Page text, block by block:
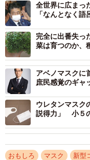
博物館入りを果たした
コメントも。一方、「
宝したことを伝えて
ました」と評価する声
布マスクが展示され
で10月22日から始ま
収集したコレクショ
には以下のような説明
全世界に広ま
「なんとなく語
完全に出番失
菜は育つのか、
アベノマスクに
庶民感覚のギャ
ウレタンマスク
説得力」 小５
おもしろ マスク 新型